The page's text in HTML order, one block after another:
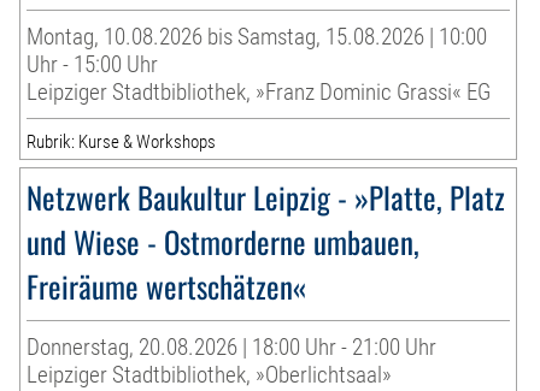
Montag, 10.08.2026 bis Samstag, 15.08.2026 | 10:00
Uhr - 15:00 Uhr
Leipziger Stadtbibliothek, »Franz Dominic Grassi« EG
Rubrik: Kurse & Workshops
Netzwerk Baukultur Leipzig - »Platte, Platz
und Wiese - Ostmorderne umbauen,
Freiräume wertschätzen«
Donnerstag, 20.08.2026 | 18:00 Uhr - 21:00 Uhr
Leipziger Stadtbibliothek, »Oberlichtsaal»